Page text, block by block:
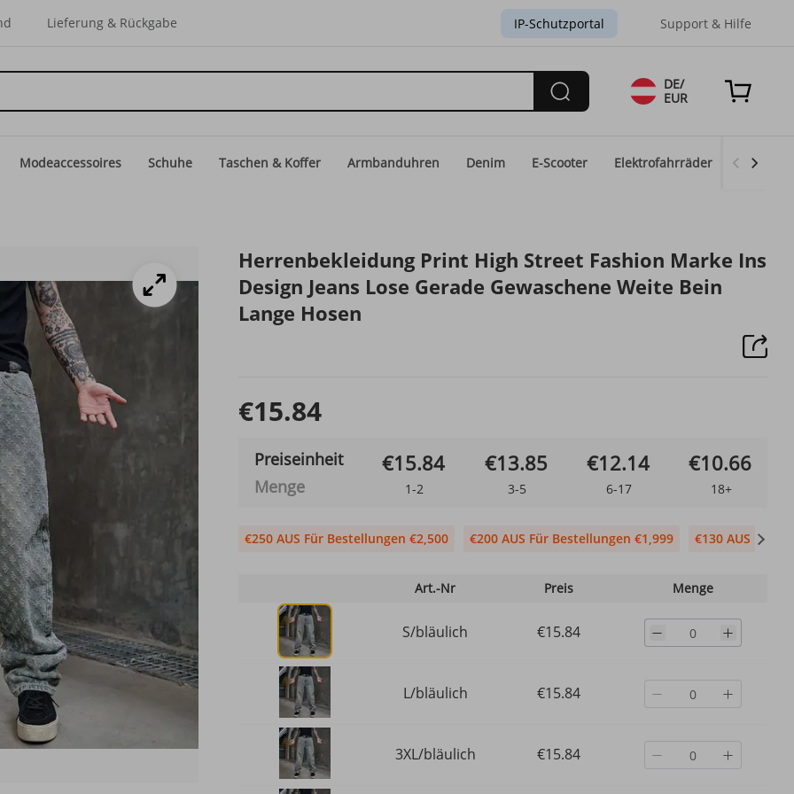
Lieferung & Rückgabe IP-Schutzportal Support & Hilfe
DE/
EUR
Modeaccessoires Schuhe Taschen & Koffer Armbanduhren Denim E-Scooter Elektrofahrräder Eid-
Herrenbekleidung Print High Street Fashion Marke Ins
Design Jeans Lose Gerade Gewaschene Weite Bein
Lange Hosen
€15.84
Preiseinheit
Menge
€15.84
1-2
€13.85
3-5
€12.14
6-17
€10.66
18+
€250 AUS Für Bestellungen €2,500 €200 AUS Für Bestellungen €1,999 €130 AUS Für
Art.-Nr Preis Menge
S/bläulich €15.84
L/bläulich €15.84
3XL/bläulich €15.84